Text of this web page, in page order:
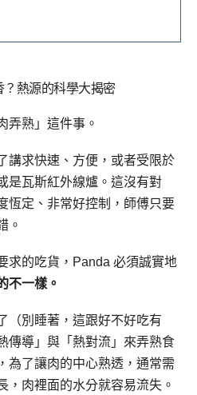
熱源的科學大揭密
弄熟」這件事。
講求快速、方便，或者受限於
是瓦斯紅外線爐。這沒有對
恆定、非常好控制，師傅只要
。
求的吃貨，Panda 必須誠實地
不一樣。
（別睡著，這跟好不好吃有
傳導」與「熱對流」來弄熟食
為了讓肉的中心熟透，通常需
，肉裡面的水分就容易流失。